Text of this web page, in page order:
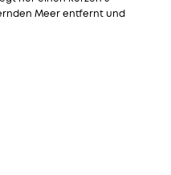
Meer entfernt und